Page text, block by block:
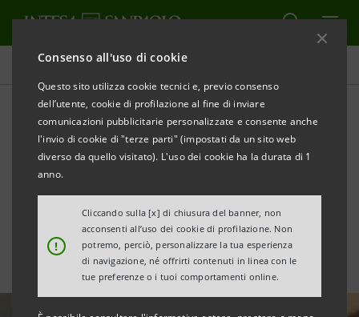
Consenso all'uso di cookie
Questo sito utilizza cookie tecnici e, previo consenso
dell’utente, cookie di profilazione al fine di inviare
comunicazioni pubblicitarie personalizzate e consente anche
l'invio di cookie di "terze parti" (impostati da un sito web
diverso da quello visitato). L'uso dei cookie ha la durata di 1
anno.
!
Cliccando sulla [x] di chiusura del banner, non
acconsenti all’uso dei cookie di profilazione. Non
potremo, perciò, personalizzare la tua esperienza
di navigazione, né offrirti contenuti in linea con le
tue preferenze o i tuoi comportamenti online.
Area Media
La curva swap euro in linea
con il rialzo dei tassi della
BCE